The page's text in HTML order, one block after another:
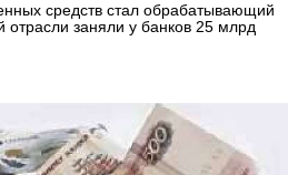
средств стал обрабатывающий
отрасли заняли у банков 25 млрд